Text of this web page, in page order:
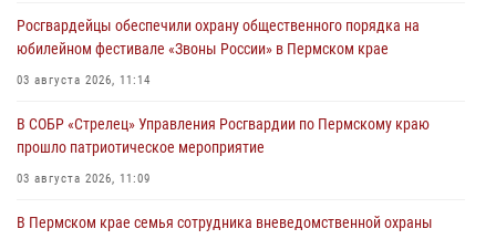
Росгвардейцы обеспечили охрану общественного порядка на
юбилейном фестивале «Звоны России» в Пермском крае
03 августа 2026, 11:14
В СОБР «Стрелец» Управления Росгвардии по Пермскому краю
прошло патриотическое мероприятие
03 августа 2026, 11:09
В Пермском крае семья сотрудника вневедомственной охраны